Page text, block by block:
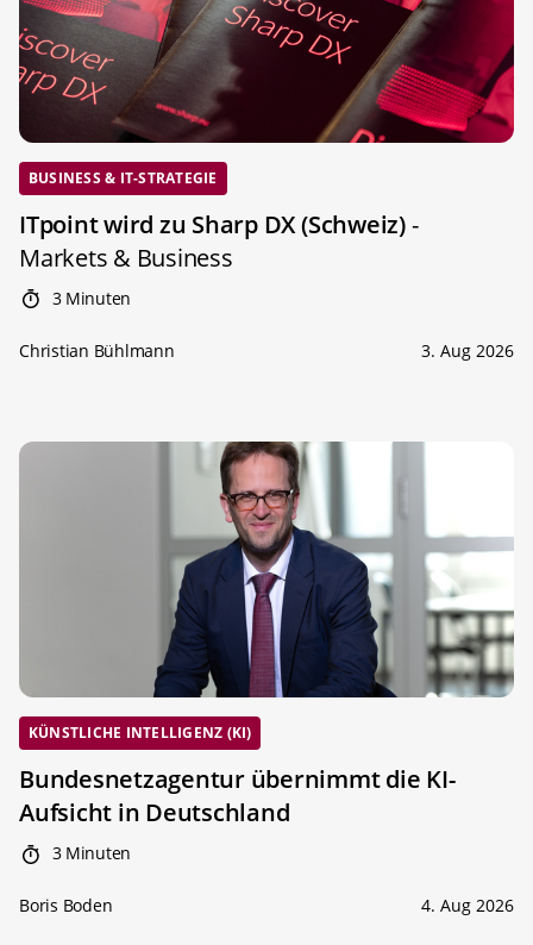
BUSINESS & IT-STRATEGIE
ITpoint wird zu Sharp DX (Schweiz)-
Markets & Business
3 Minuten
Christian Bühlmann 3. Aug 2026
KÜNSTLICHE INTELLIGENZ (KI)
Bundesnetzagentur übernimmt die KI-
Aufsicht in Deutschland
3 Minuten
Boris Boden 4. Aug 2026